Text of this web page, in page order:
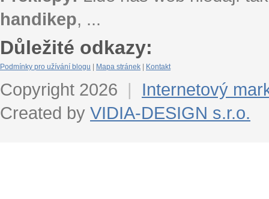
handikep, ...
Důležité odkazy:
Podmínky pro užívání blogu Mapa stránek Kontakt
Copyright 2026 |
Internetový
Created by VIDIA-DESIGN s.r.o.